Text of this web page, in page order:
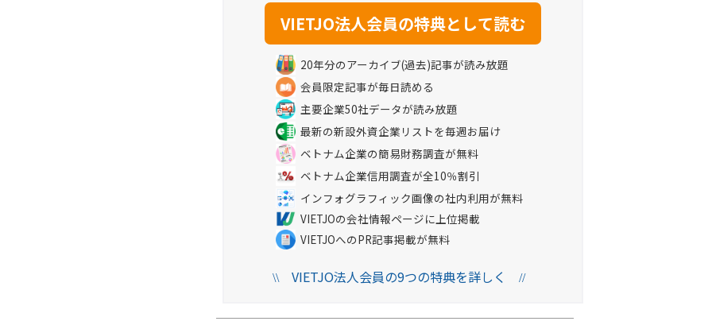
20年分のアーカイブ(過去)記事が読み放題
会員限定記事が毎日読める
主要企業50社データが読み放題
最新の新設外資企業リストを毎週お届け
ベトナム企業の簡易財務調査が無料
ベトナム企業信用調査が全10％割引
インフォグラフィック画像の社内利用が無料
VIETJOの会社情報ページに上位掲載
VIETJOへのPR記事掲載が無料
\\VIETJO法人会員の9つの特典を詳しく //